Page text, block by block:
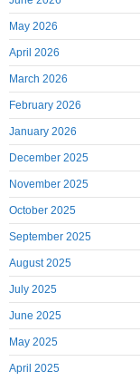
May 2026
April 2026
March 2026
February 2026
January 2026
December 2025
November 2025
October 2025
September 2025
August 2025
July 2025
June 2025
May 2025
April 2025